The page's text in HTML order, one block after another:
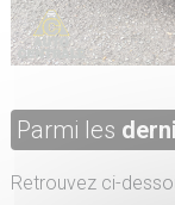
Parmi les
Retrouvez ci-